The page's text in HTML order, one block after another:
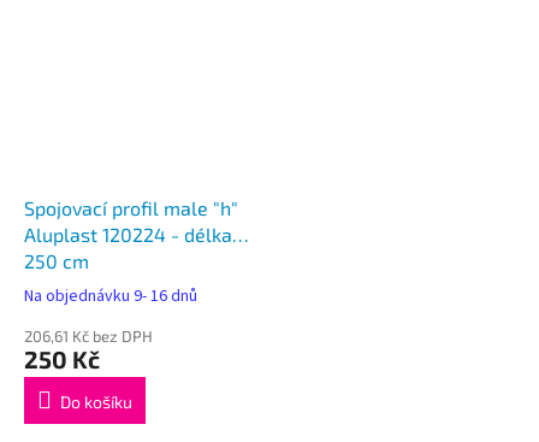
Spojovací profil male "h"
Aluplast 120224 - délka
250 cm
Na objednávku 9- 16 dnů
206,61 Kč bez DPH
250 Kč
Do košíku